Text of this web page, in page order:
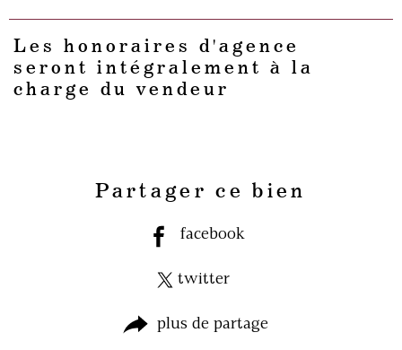
Les honoraires d'agence
seront intégralement à la
charge du vendeur
Partager ce bien
facebook
twitter
plus de partage